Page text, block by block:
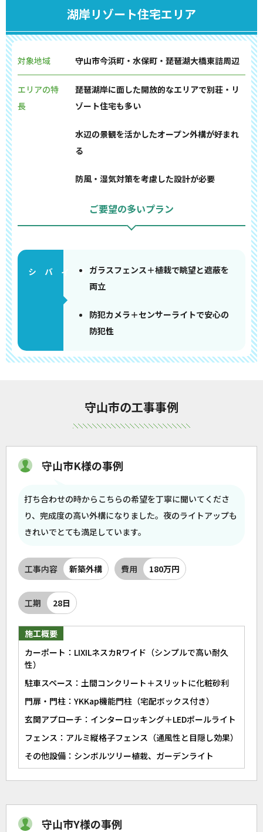
湖岸リゾート住宅エリア
対象地域 守山市今浜町・水保町・琵琶湖大橋東詰周辺
エリアの特
長
琵琶湖岸に面した開放的なエリアで別荘・リ
ゾート住宅も多い
水辺の景観を活かしたオープン外構が好まれ
る
防風・湿気対策を考慮した設計が必要
ご要望の多いプラン
ガラスフェンス＋植栽で眺望と遮蔽を
両立
防犯カメラ＋センサーライトで安心の
防犯性
守山市の工事事例
守山市K様の事例
打ち合わせの時からこちらの希望を丁寧に聞いてくださ
り、完成度の高い外構になりました。夜のライトアップも
きれいでとても満足しています。
工事内容 新築外構 費用 180万円
工期 28日
施工概要
カーポート：LIXILネスカRワイド（シンプルで高い耐久
性）
駐車スペース：土間コンクリート＋スリットに化粧砂利
門扉・門柱：YKKap機能門柱（宅配ボックス付き）
玄関アプローチ：インターロッキング＋LEDポールライト
フェンス：アルミ縦格子フェンス（通風性と目隠し効果）
その他設備：シンボルツリー植栽、ガーデンライト
守山市Y様の事例